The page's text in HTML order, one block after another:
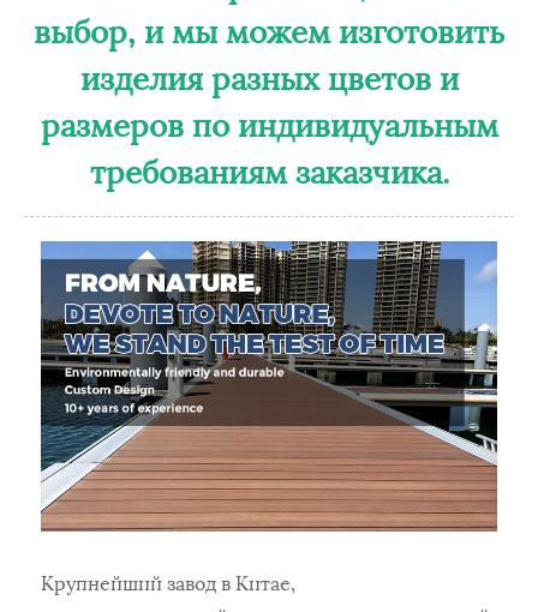
выбор, и мы можем изготовить
изделия разных цветов и
размеров по индивидуальным
требованиям заказчика.
Крупнейший завод в Китае,